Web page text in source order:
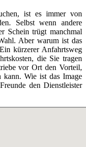
ist es immer von
Selbst wenn andere
Schein trügt manchmal
Aber warum ist das
kürzerer Anfahrtsweg
die Sie tragen
vor Ort den Vorteil,
kann. Wie ist das Image
den Dienstleister